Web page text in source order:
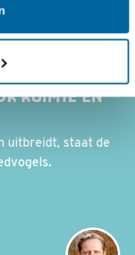
RUIMTE EN
uitbreidt, staat de